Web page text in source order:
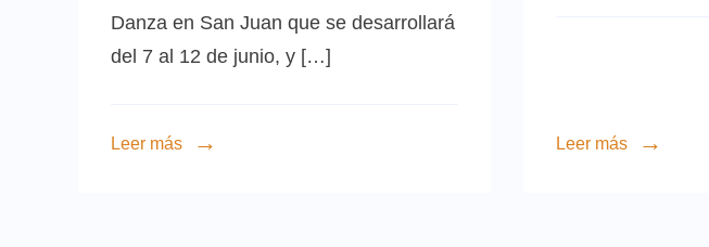
Danza en San Juan que se desarrollará
del 7 al 12 de junio, y […]
Leer más Leer más